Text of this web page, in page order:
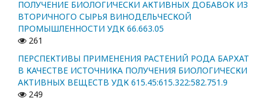
ПОЛУЧЕНИЕ БИОЛОГИЧЕСКИ АКТИВНЫХ ДОБАВОК ИЗ
ВТОРИЧНОГО СЫРЬЯ ВИНОДЕЛЬЧЕСКОЙ
ПРОМЫШЛЕННОСТИ УДК 66.663.05
261
ПЕРСПЕКТИВЫ ПРИМЕНЕНИЯ РАСТЕНИЙ РОДА БАРХАТ
В КАЧЕСТВЕ ИСТОЧНИКА ПОЛУЧЕНИЯ БИОЛОГИЧЕСКИ
АКТИВНЫХ ВЕЩЕСТВ УДК 615.45:615.322:582.751.9
249